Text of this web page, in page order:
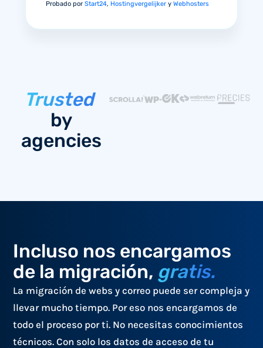
Trusted
by
agencies
Probado por Start24, Hostingvergelijkery Webhosters
Incluso nos encargamos
de la migración, gratis.
La migración de webs y correo puede ser compleja y
llevar mucho tiempo. Por eso nos encargamos de
todo el proceso por ti. No necesitas conocimientos
técnicos. Con solo los datos de acceso de tu